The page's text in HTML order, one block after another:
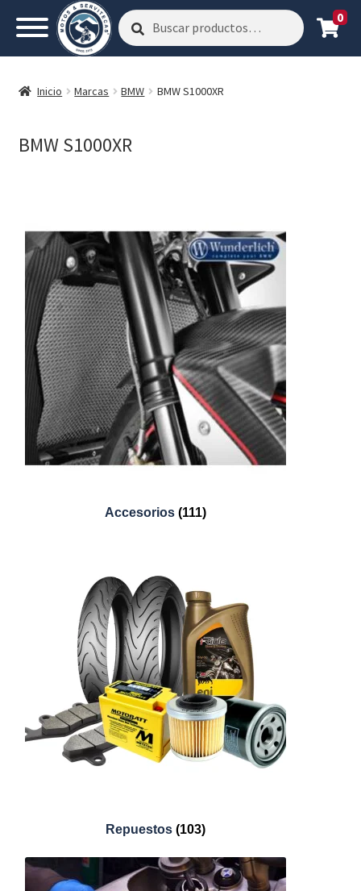
Buscar
por:
Buscar 0
Inicio Marcas BMW BMW S1000XR
BMW S1000XR
Accesorios (111)
Repuestos (103)